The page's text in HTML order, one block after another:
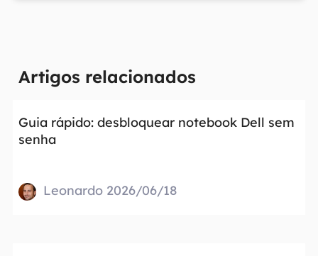
Artigos relacionados
Guia rápido: desbloquear notebook Dell sem
senha
Leonardo 2026/06/18